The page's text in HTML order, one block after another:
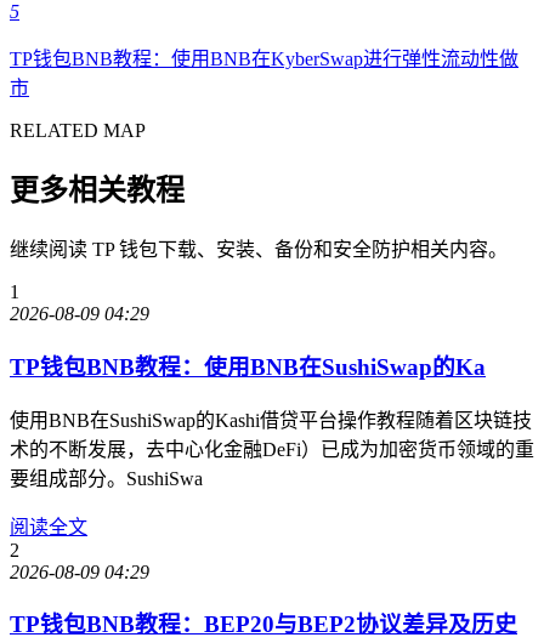
5
TP钱包BNB教程：使用BNB在KyberSwap进行弹性流动性做
市
RELATED MAP
更多相关教程
继续阅读 TP 钱包下载、安装、备份和安全防护相关内容。
1
2026-08-09 04:29
TP钱包BNB教程：使用BNB在SushiSwap的Ka
使用BNB在SushiSwap的Kashi借贷平台操作教程随着区块链技
术的不断发展，去中心化金融DeFi）已成为加密货币领域的重
要组成部分。SushiSwa
阅读全文
2
2026-08-09 04:29
TP钱包BNB教程：BEP20与BEP2协议差异及历史